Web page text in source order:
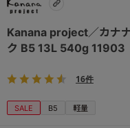
Kanana project／カナ
ク B5 13L 540g 11903
16件
SALE B5 軽量